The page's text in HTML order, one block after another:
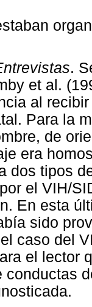
.
et al.
al
Para la
de
era
dos tipos
el VIH/
En esta
sido
caso del
el lector
conductas